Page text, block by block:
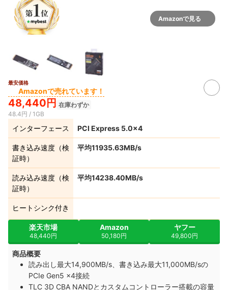
Amazonで見る
最安価格
Amazonで売れています！
48,440円 在庫わずか
48.4円 / 1GB
インターフェース PCI Express 5.0×4
書き込み速度（検
証時）
平均11935.63MB/s
読み込み速度（検
証時）
平均14238.40MB/s
ヒートシンク付き
楽天市場
48,440円
Amazon
50,180円
ヤフー
49,800円
商品概要
読み出し最大14,900MB/s、書き込み最大11,000MB/sの
PCIe Gen5 x4接続
TLC 3D CBA NANDとカスタムコントローラー搭載の容量